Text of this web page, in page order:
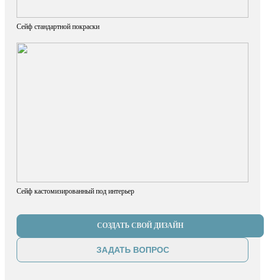
Сейф стандартной покраски
Сейф кастомизированный под интерьер
СОЗДАТЬ СВОЙ ДИЗАЙН
ЗАДАТЬ ВОПРОС